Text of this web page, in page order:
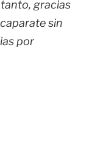
gracias
sin
por